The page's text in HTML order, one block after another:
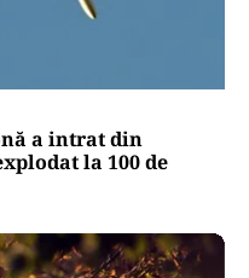
a intrat din
la 100 de